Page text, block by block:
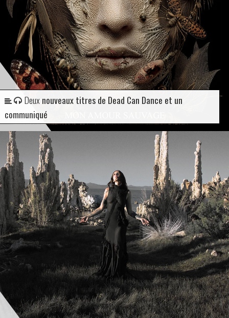
Deuxnouveaux titres de Dead Can Dance et un
communiqué